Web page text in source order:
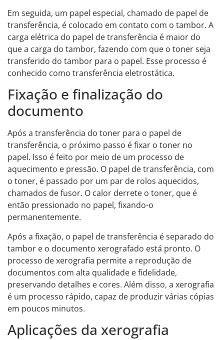
Em seguida, um papel especial, chamado de papel de
transferência, é colocado em contato com o tambor. A
carga elétrica do papel de transferência é maior do
que a carga do tambor, fazendo com que o toner seja
transferido do tambor para o papel. Esse processo é
conhecido como transferência eletrostática.
Fixação e finalização do
documento
Após a transferência do toner para o papel de
transferência, o próximo passo é fixar o toner no
papel. Isso é feito por meio de um processo de
aquecimento e pressão. O papel de transferência, com
o toner, é passado por um par de rolos aquecidos,
chamados de fusor. O calor derrete o toner, que é
então pressionado no papel, fixando-o
permanentemente.
Após a fixação, o papel de transferência é separado do
tambor e o documento xerografado está pronto. O
processo de xerografia permite a reprodução de
documentos com alta qualidade e fidelidade,
preservando detalhes e cores. Além disso, a xerografia
é um processo rápido, capaz de produzir várias cópias
em poucos minutos.
Aplicações da xerografia